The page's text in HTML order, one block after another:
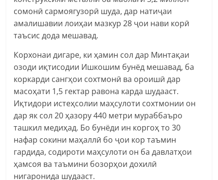
сомонӣ сармоягузорӣ шуда, дар натиҷаи
амалишавии лоиҳаи мазкур 28 ҷои нави корӣ
таъсис дода мешавад.
Корхонаи дигаре, ки ҳамин сол дар Минтақаи
озоди иқтисодии Ишкошим бунёд мешавад, ба
коркарди сангҳои сохтмонӣ ва ороишӣ дар
масоҳати 1,5 гектар равона карда шудааст.
Иқтидори истеҳсолии маҳсулоти сохтмонии он
дар як сол 20 ҳазору 440 метри мураббаъро
ташкил медиҳад. Бо бунёди ин коргоҳ то 30
нафар сокини маҳаллӣ бо ҷои кор таъмин
гардида, содироти маҳсулоти он ба давлатҳои
ҳамсоя ва таъмини бозорҳои дохилӣ
нигаронида шудааст.